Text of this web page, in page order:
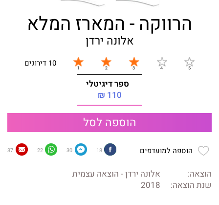
הרווקה - המארז המלא
אלונה ירדן
10 דירוגים
ספר דיגיטלי
110 ₪
הוספה לסל
הוספה למועדפים 18
30
22
37
הוצאה:
אלונה ירדן - הוצאה עצמית
שנת הוצאה:
2018